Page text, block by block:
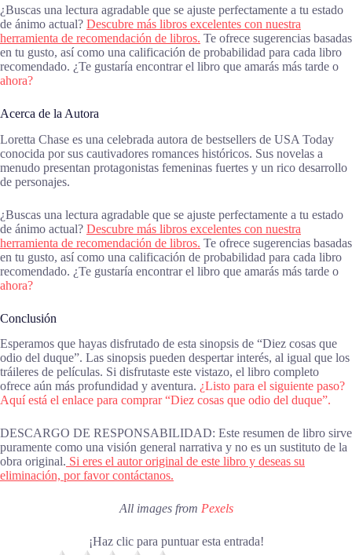
¿Buscas una lectura agradable que se ajuste perfectamente a tu estado
de ánimo actual? Descubre más libros excelentes con nuestra
herramienta de recomendación de libros. Te ofrece sugerencias basadas
en tu gusto, así como una calificación de probabilidad para cada libro
recomendado. ¿Te gustaría encontrar el libro que amarás más tarde o
ahora?
Acerca de la Autora
Loretta Chase es una celebrada autora de bestsellers de USA Today
conocida por sus cautivadores romances históricos. Sus novelas a
menudo presentan protagonistas femeninas fuertes y un rico desarrollo
de personajes.
¿Buscas una lectura agradable que se ajuste perfectamente a tu estado
de ánimo actual? Descubre más libros excelentes con nuestra
herramienta de recomendación de libros. Te ofrece sugerencias basadas
en tu gusto, así como una calificación de probabilidad para cada libro
recomendado. ¿Te gustaría encontrar el libro que amarás más tarde o
ahora?
Conclusión
Esperamos que hayas disfrutado de esta sinopsis de “Diez cosas que
odio del duque”. Las sinopsis pueden despertar interés, al igual que los
tráileres de películas. Si disfrutaste este vistazo, el libro completo
ofrece aún más profundidad y aventura. ¿Listo para el siguiente paso?
Aquí está el enlace para comprar “Diez cosas que odio del duque”.
DESCARGO DE RESPONSABILIDAD: Este resumen de libro sirve
puramente como una visión general narrativa y no es un sustituto de la
obra original. Si eres el autor original de este libro y deseas su
eliminación, por favor contáctanos.
All images from Pexels
¡Haz clic para puntuar esta entrada!